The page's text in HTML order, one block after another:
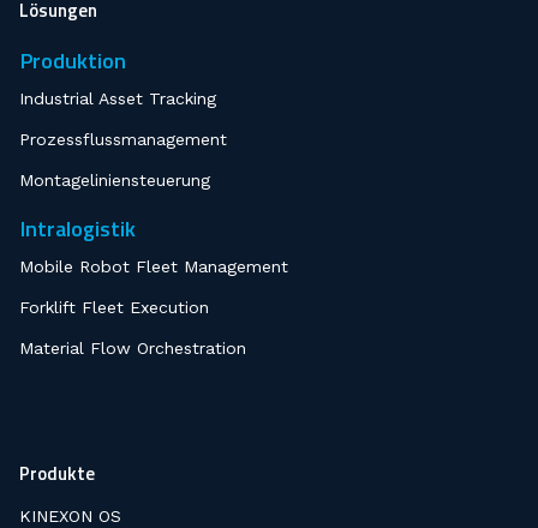
Lösungen
Produktion
Industrial Asset Tracking
Prozessflussmanagement
Montageliniensteuerung
Intralogistik
Mobile Robot Fleet Management
Forklift Fleet Execution
Material Flow Orchestration
Produkte
KINEXON OS